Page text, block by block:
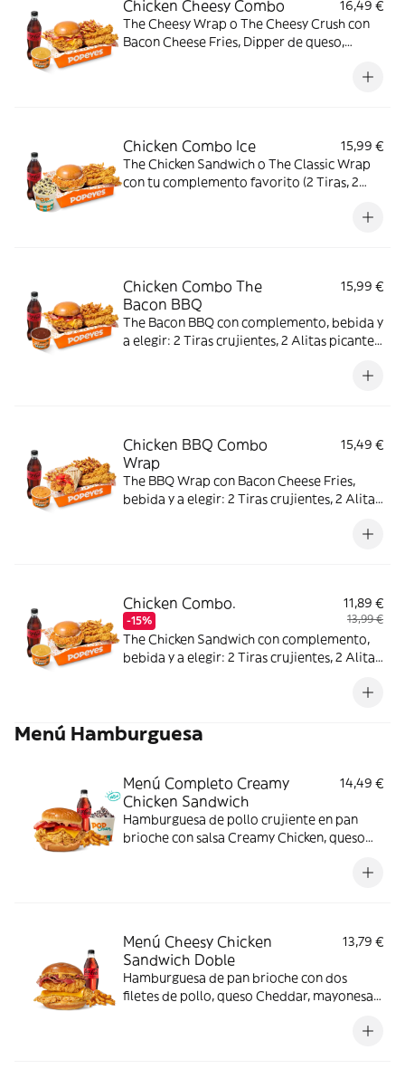
Chicken Cheesy Combo
16,49 €
The Cheesy Wrap o The Cheesy Crush con
Bacon Cheese Fries, Dipper de queso,
Chicken Combo Ice
15,99 €
The Chicken Sandwich o The Classic Wrap
con tu complemento favorito (2 Tiras, 2
cajún, bebida y Pop Cream de Oreo o Kit
Chicken Combo The
Bacon BBQ
15,99 €
The Bacon BBQ con complemento, bebida y
a elegir: 2 Tiras crujientes, 2 Alitas picantes
Chicken BBQ Combo
Wrap
15,49 €
The BBQ Wrap con Bacon Cheese Fries,
bebida y a elegir: 2 Tiras crujientes, 2 Alitas
Chicken Combo.
-15%
11,89 €
13,99 €
The Chicken Sandwich con complemento,
bebida y a elegir: 2 Tiras crujientes, 2 Alitas
Menú Hamburguesa
Menú Completo Creamy
Chicken Sandwich
14,49 €
Hamburguesa de pollo crujiente en pan
brioche con salsa Creamy Chicken, queso
Menú Cheesy Chicken
Sandwich Doble
13,79 €
Hamburguesa de pan brioche con dos
filetes de pollo, queso Cheddar, mayonesa,